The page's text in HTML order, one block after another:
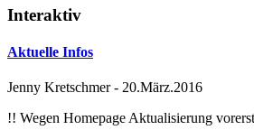
Interaktiv
Aktuelle Infos
Jenny Kretschmer- 20.März.2016
!! Wegen Homepage Aktualisierung